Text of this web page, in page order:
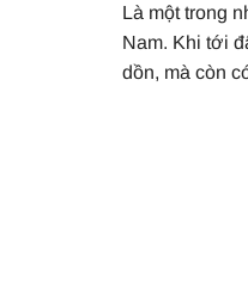
Là một trong
Nam. Khi tới
dồn, mà còn